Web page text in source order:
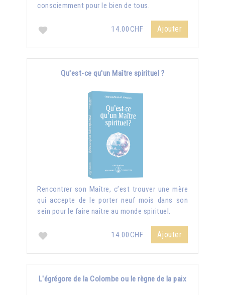
consciemment pour le bien de tous.
14.00CHF Ajouter
Qu'est-ce qu'un Maître spirituel ?
Rencontrer son Maître, c’est trouver une mère
qui accepte de le porter neuf mois dans son
sein pour le faire naître au monde spirituel.
14.00CHF Ajouter
L'égrégore de la Colombe ou le règne de la paix